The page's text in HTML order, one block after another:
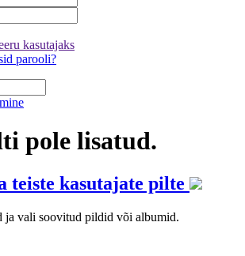
kasutajaks
parooli?
pole lisatud.
teiste kasutajate pilte
ja vali soovitud pildid või albumid.